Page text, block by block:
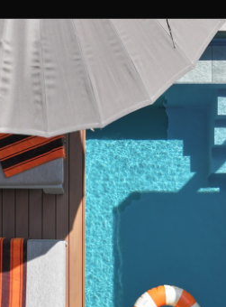
Contrastrijk en rustgevend